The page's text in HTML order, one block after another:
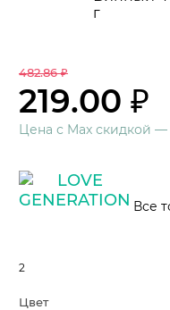
482.86 ₽
219.00 ₽
Цена с Max скидкой —
Все
2
Цвет